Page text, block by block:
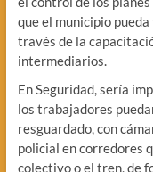
que el municipio
través de la
intermediarios.
En Seguridad, sería
los trabajadores
resguardado, con
policial en corredores
colectivo o el tren, de